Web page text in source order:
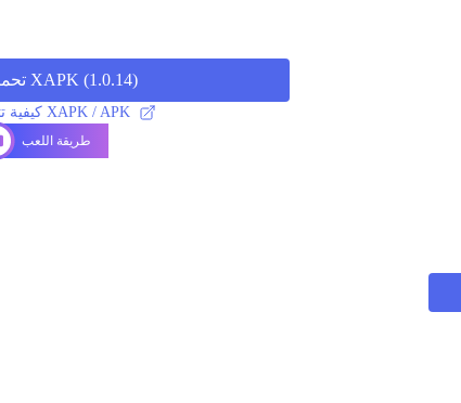
تحميل XAPK (1.0.14)
كيفية تثبيت ملف XAPK / APK
طريقة اللعب